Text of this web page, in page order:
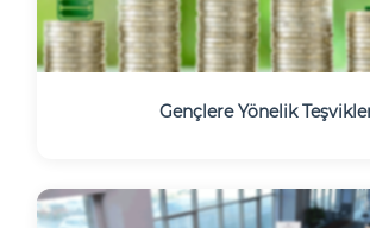
Gençlere Yönelik